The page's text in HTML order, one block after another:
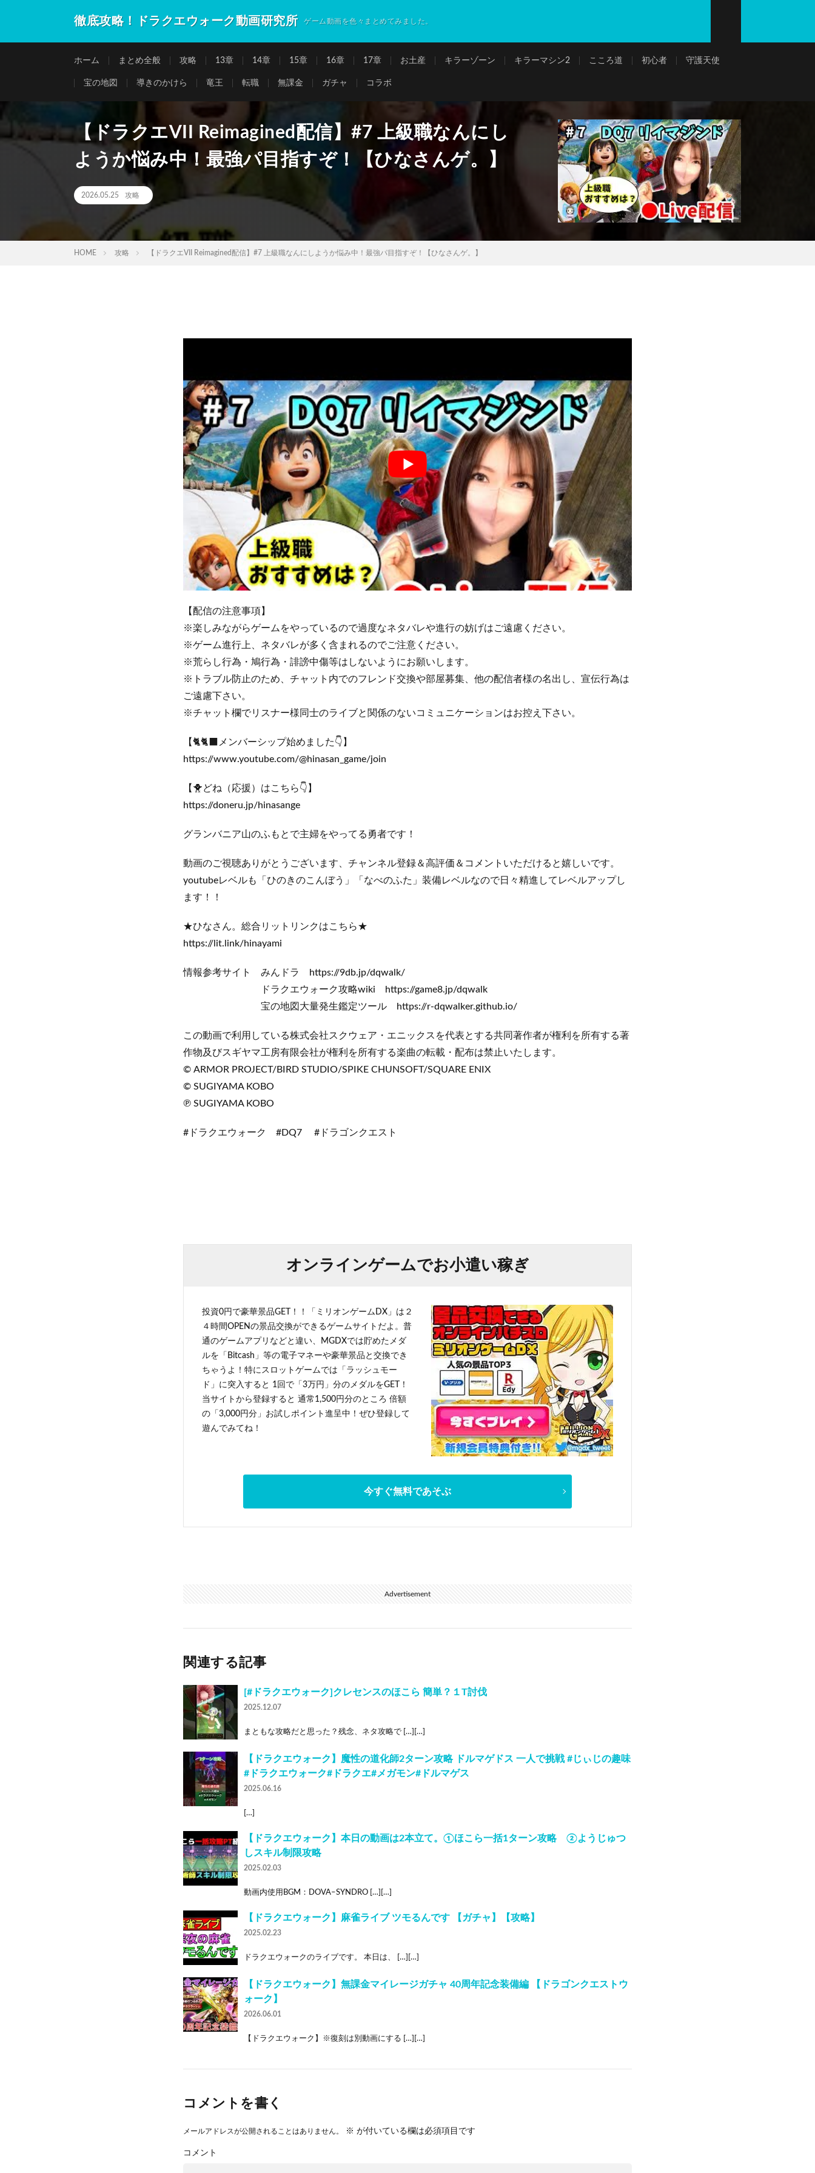
徹底攻略！ドラクエウォーク動画研究所 ゲーム動画を色々まとめてみました。
ホーム まとめ全般 攻略 13章 14章 15章 16章 17章 お土産 キラーゾーン キラーマシン2 こころ道 初心者 守護天使
宝の地図 導きのかけら 竜王 転職 無課金 ガチャ コラボ
【ドラクエVII Reimagined配信】#7 上級職なんにし
ようか悩み中！最強パ目指すぞ！【ひなさんゲ。】
2026.05.25 攻略
HOME 攻略 【ドラクエVII Reimagined配信】#7 上級職なんにしようか悩み中！最強パ目指すぞ！【ひなさんゲ。】
【配信の注意事項】
※楽しみながらゲームをやっているので過度なネタバレや進行の妨げはご遠慮ください。
※ゲーム進行上、ネタバレが多く含まれるのでご注意ください。
※荒らし行為・鳩行為・誹謗中傷等はしないようにお願いします。
※トラブル防止のため、チャット内でのフレンド交換や部屋募集、他の配信者様の名出し、宣伝行為は
ご遠慮下さい。
※チャット欄でリスナー様同士のライブと関係のないコミュニケーションはお控え下さい。
【🐈🐈‍⬛メンバーシップ始めました👇】
https://www.youtube.com/@hinasan_game/join
【🐥どね（応援）はこちら👇】
https://doneru.jp/hinasange
グランバニア山のふもとで主婦をやってる勇者です！
動画のご視聴ありがとうございます、チャンネル登録＆高評価＆コメントいただけると嬉しいです。
youtubeレベルも「ひのきのこんぼう」「なべのふた」装備レベルなので日々精進してレベルアップし
ます！！
★ひなさん。総合リットリンクはこちら★
https://lit.link/hinayami
情報参考サイト みんドラ https://9db.jp/dqwalk/
ドラクエウォーク攻略wiki https://game8.jp/dqwalk
宝の地図大量発生鑑定ツール https://r-dqwalker.github.io/
この動画で利用している株式会社スクウェア・エニックスを代表とする共同著作者が権利を所有する著
作物及びスギヤマ工房有限会社が権利を所有する楽曲の転載・配布は禁止いたします。
© ARMOR PROJECT/BIRD STUDIO/SPIKE CHUNSOFT/SQUARE ENIX
© SUGIYAMA KOBO
℗ SUGIYAMA KOBO
#ドラクエウォーク #DQ7 #ドラゴンクエスト
オンラインゲームでお小遣い稼ぎ
投資0円で豪華景品GET！！「ミリオンゲームDX」は２
４時間OPENの景品交換ができるゲームサイトだよ。普
通のゲームアプリなどと違い、MGDXでは貯めたメダ
ルを「Bitcash」等の電子マネーや豪華景品と交換でき
ちゃうよ！特にスロットゲームでは「ラッシュモー
ド」に突入すると 1回で「3万円」分のメダルをGET！
当サイトから登録すると 通常1,500円分のところ 倍額
の「3,000円分」お試しポイント進呈中！ぜひ登録して
遊んでみてね！
今すぐ無料であそぶ
Advertisement
関連する記事
[#ドラクエウォーク]クレセンスのほこら 簡単？１T討伐
2025.12.07
まともな攻略だと思った？残念、ネタ攻略で […][…]
【ドラクエウォーク】魔性の道化師2ターン攻略 ドルマゲドス 一人で挑戦 #じぃじの趣味
#ドラクエウォーク#ドラクエ#メガモン#ドルマゲス
2025.06.16
[…]
【ドラクエウォーク】本日の動画は2本立て。①ほこら一括1ターン攻略 ②ようじゅつ
しスキル制限攻略
2025.02.03
動画内使用BGM：DOVA–SYNDRO […][…]
【ドラクエウォーク】麻雀ライブ ツモるんです 【ガチャ】【攻略】
2025.02.23
ドラクエウォークのライブです。 本日は、 […][…]
【ドラクエウォーク】無課金マイレージガチャ 40周年記念装備編 【ドラゴンクエストウ
ォーク】
2026.06.01
【ドラクエウォーク】※復刻は別動画にする […][…]
コメントを書く
メールアドレスが公開されることはありません。 ※ が付いている欄は必須項目です
コメント